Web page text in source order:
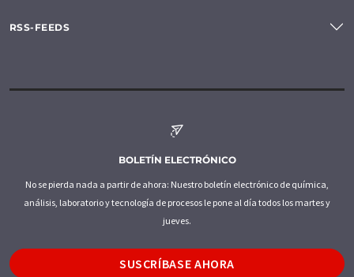
RSS-FEEDS
BOLETÍN ELECTRÓNICO
No se pierda nada a partir de ahora: Nuestro boletín electrónico de química,
análisis, laboratorio y tecnología de procesos le pone al día todos los martes y
jueves.
SUSCRÍBASE AHORA